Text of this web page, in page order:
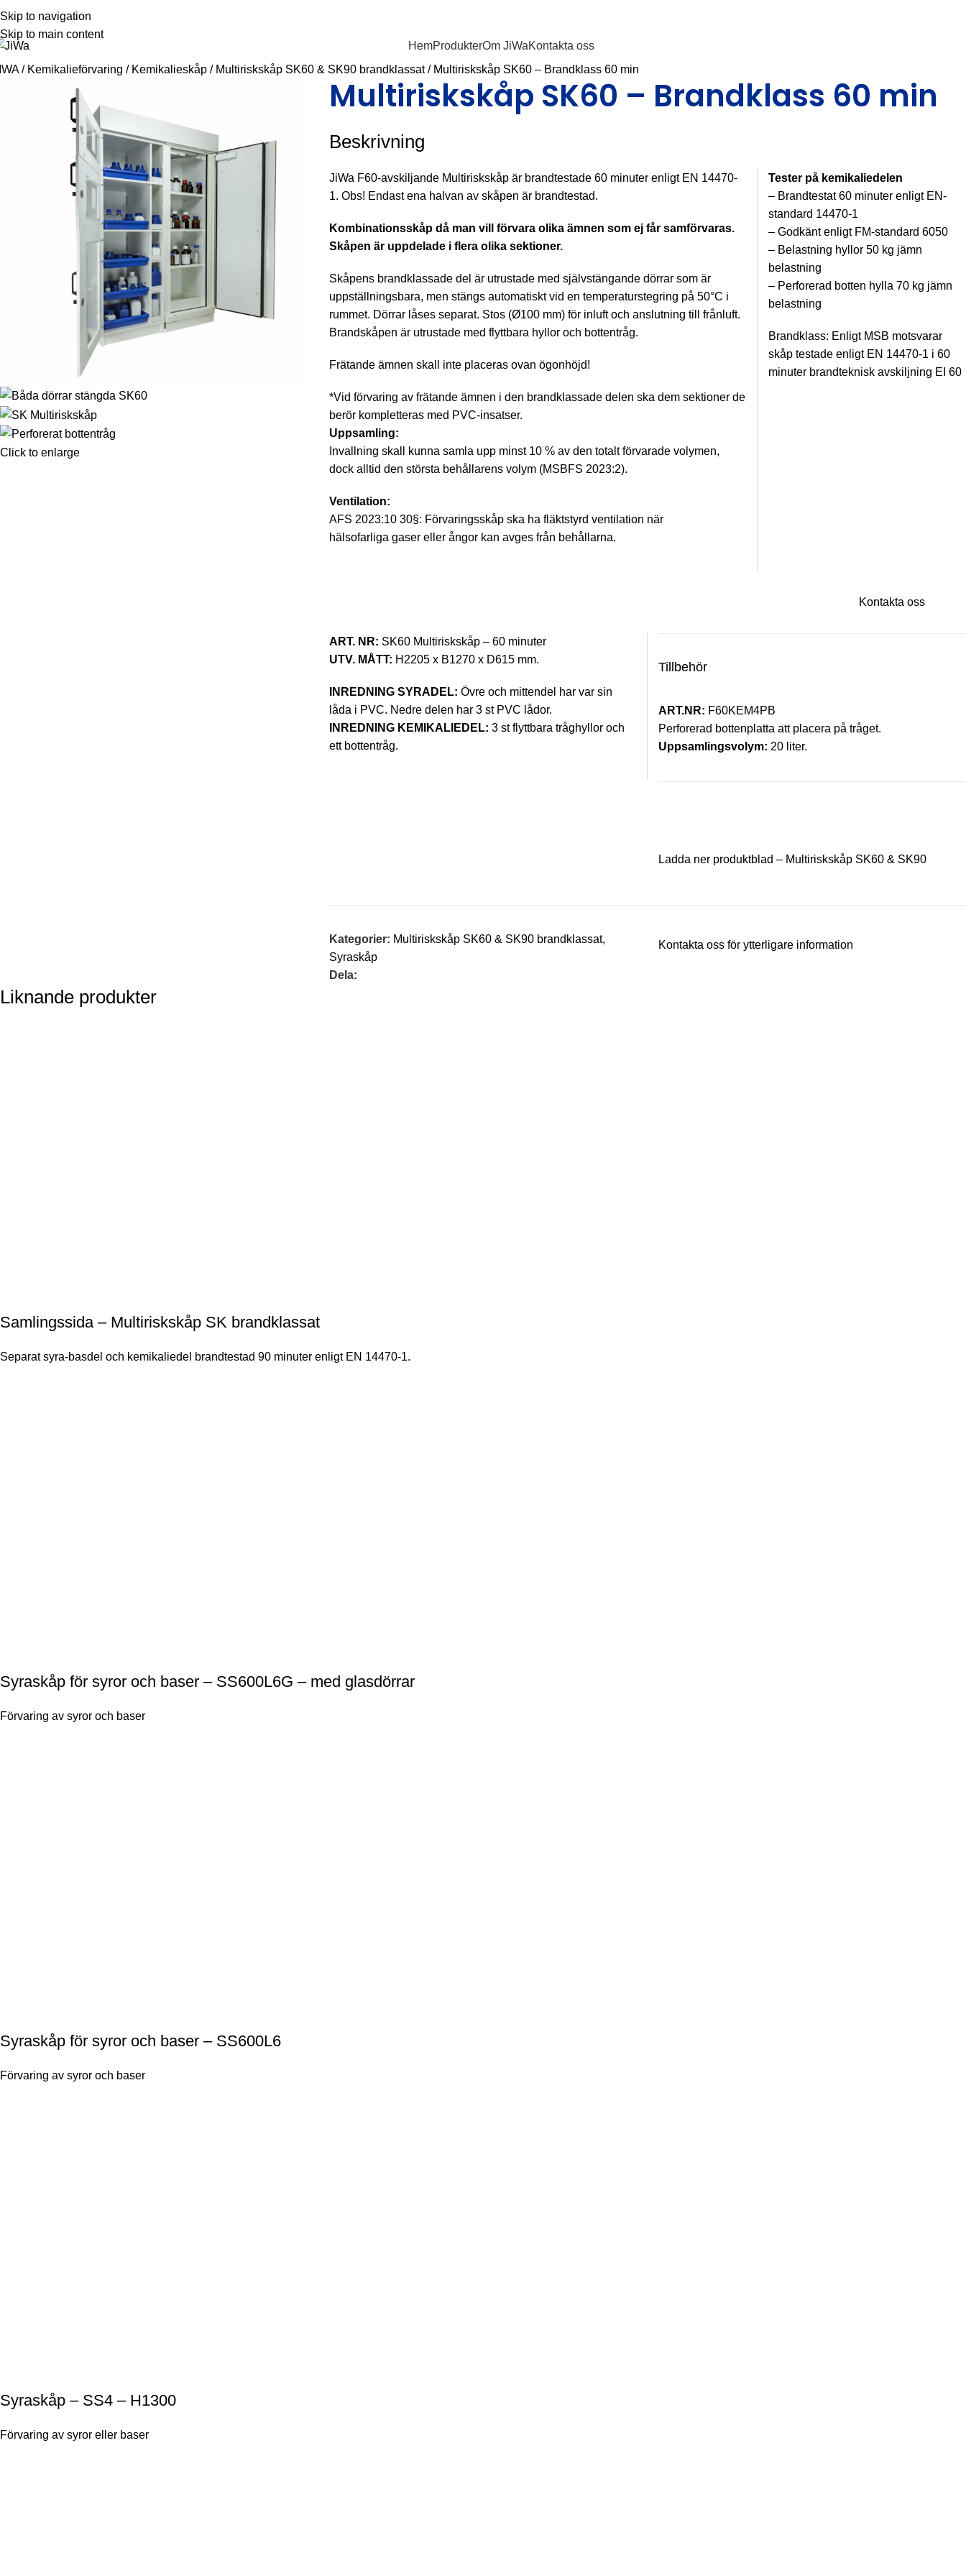
Skip to navigation
Skip to main content
Om JiWaFilmerLänkar
HemProdukterOm JiWaKontakta oss
/ Kemikalieförvaring / Kemikalieskåp / Multiriskskåp SK60 & SK90 brandklassat/ Multiriskskåp SK60 – Brandklass 60 min
Click to enlarge
Multiriskskåp SK60 – Brandklass 60 min
Beskrivning
JiWa F60-avskiljande Multiriskskåp är brandtestade 60 minuter enligt EN 14470-
1. Obs! Endast ena halvan av skåpen är brandtestad.
Kombinationsskåp då man vill förvara olika ämnen som ej får samförvaras.
Skåpen är uppdelade i flera olika sektioner.
Skåpens brandklassade del är utrustade med självstängande dörrar som är
uppställningsbara, men stängs automatiskt vid en temperaturstegring på 50°C i
rummet. Dörrar låses separat. Stos (Ø100 mm) för inluft och anslutning till frånluft.
Brandskåpen är utrustade med flyttbara hyllor och bottentråg.
Frätande ämnen skall inte placeras ovan ögonhöjd!
*Vid förvaring av frätande ämnen i den brandklassade delen ska dem sektioner de
berör kompletteras med PVC-insatser.
Uppsamling:
Invallning skall kunna samla upp minst 10 % av den totalt förvarade volymen,
dock alltid den största behållarens volym (MSBFS 2023:2).
Ventilation:
AFS 2023:10 30§: Förvaringsskåp ska ha fläktstyrd ventilation när
hälsofarliga gaser eller ångor kan avges från behållarna.
Tester på kemikaliedelen
– Brandtestat 60 minuter enligt EN-
standard 14470-1
– Godkänt enligt FM-standard 6050
– Belastning hyllor 50 kg jämn
belastning
– Perforerad botten hylla 70 kg jämn
belastning
Brandklass: Enligt MSB motsvarar
skåp testade enligt EN 14470-1 i 60
minuter brandteknisk avskiljning EI 60
Kontakta oss
ART. NR: SK60 Multiriskskåp – 60 minuter
UTV. MÅTT: H2205 x B1270 x D615 mm.
INREDNING SYRADEL: Övre och mittendel har var sin
låda i PVC. Nedre delen har 3 st PVC lådor.
INREDNING KEMIKALIEDEL: 3 st flyttbara tråghyllor och
ett bottentråg.
Tillbehör
ART.NR: F60KEM4PB
Perforerad bottenplatta att placera på tråget.
Uppsamlingsvolym: 20 liter.
Ladda ner produktblad – Multiriskskåp SK60 & SK90
Kategorier: Multiriskskåp SK60 & SK90 brandklassat,
Syraskåp
Dela:
Kontakta oss för ytterligare information
Liknande produkter
Samlingssida – Multiriskskåp SK brandklassat
Separat syra-basdel och kemikaliedel brandtestad 90 minuter enligt EN 14470-1.
Syraskåp för syror och baser – SS600L6G – med glasdörrar
Förvaring av syror och baser
Syraskåp för syror och baser – SS600L6
Förvaring av syror och baser
Syraskåp – SS4 – H1300
Förvaring av syror eller baser